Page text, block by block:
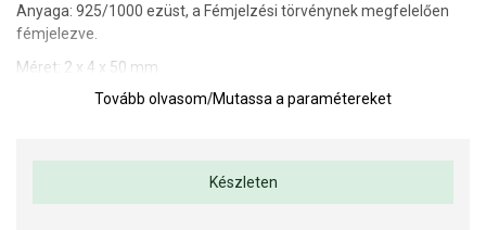
Anyaga: 925/1000 ezüst, a Fémjelzési törvénynek megfelelően
fémjelezve.
Méret: 2 x 4 x 50 mm
Tovább olvasom/Mutassa a paramétereket
Készleten